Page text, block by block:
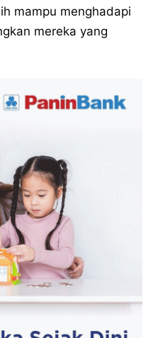
mampu menghadapi
mereka yang